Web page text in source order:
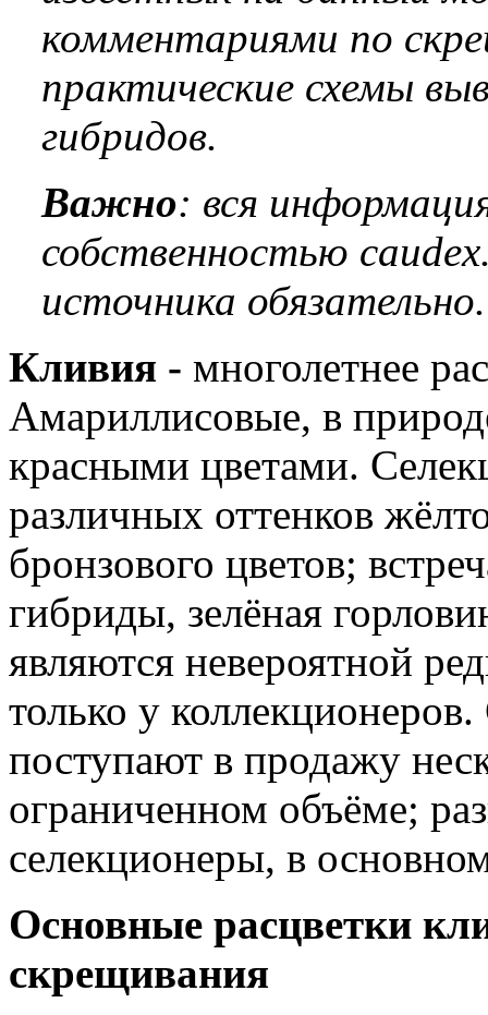
комментариями по
практические схемы
гибридов.
Важно: вся
собственностью
источника обязательно.
Кливия - многолетнее
Амариллисовые, в
красными цветами.
различных оттенков
бронзового цветов;
гибриды, зелёная
являются невероятной
только у
поступают в продажу
ограниченном объёме;
селекционеры, в
Основные расцветки
скрещивания